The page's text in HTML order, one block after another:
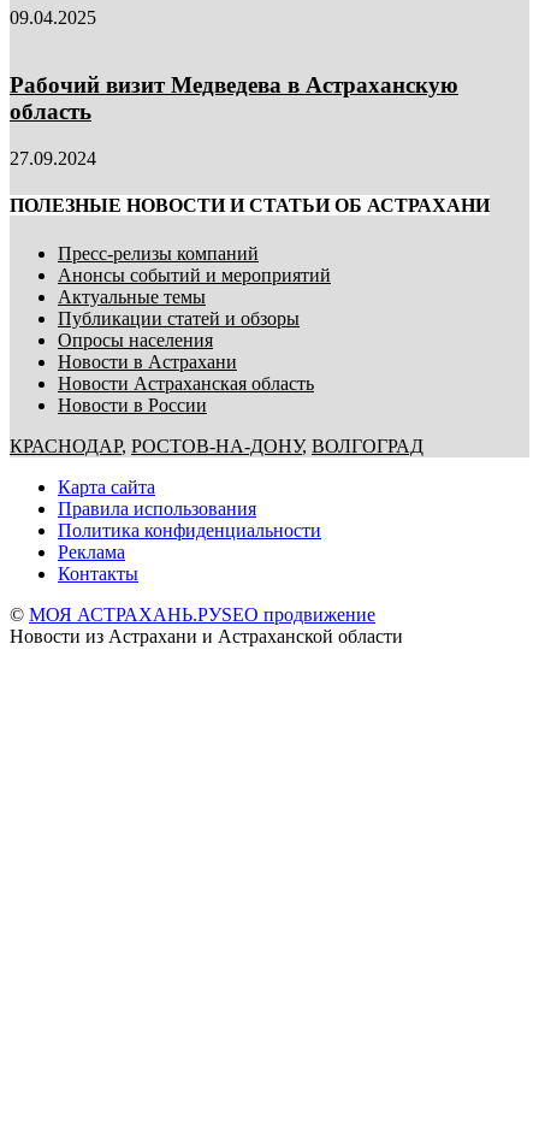
09.04.2025
Рабочий визит Медведева в Астраханскую
область
27.09.2024
ПОЛЕЗНЫЕ НОВОСТИ И СТАТЬИ ОБ АСТРАХАНИ
Пресс-релизы компаний
Анонсы событий и мероприятий
Актуальные темы
Публикации статей и обзоры
Опросы населения
Новости в Астрахани
Новости Астраханская область
Новости в России
КРАСНОДАР, РОСТОВ-НА-ДОНУ, ВОЛГОГРАД
Карта сайта
Правила использования
Политика конфиденциальности
Реклама
Контакты
© МОЯ АСТРАХАНЬ.РУSEO продвижение
Новости из Астрахани и Астраханской области